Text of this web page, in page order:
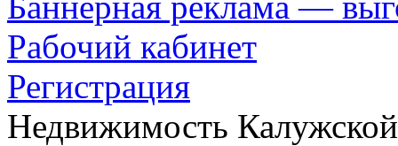
Рабочий кабинет
Регистрация
Недвижимость